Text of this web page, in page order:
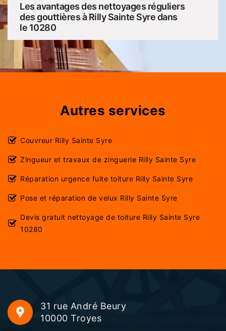
Les avantages des nettoyages réguliers
des gouttières à Rilly Sainte Syre dans
le 10280
Autres services
Couvreur Rilly Sainte Syre
Zingueur et travaux de zinguerie Rilly Sainte Syre
Réparation urgence fuite toiture Rilly Sainte Syre
Pose et réparation de velux Rilly Sainte Syre
Devis gratuit nettoyage de toiture Rilly Sainte Syre
10280
31 rue André Beury
10000 Troyes